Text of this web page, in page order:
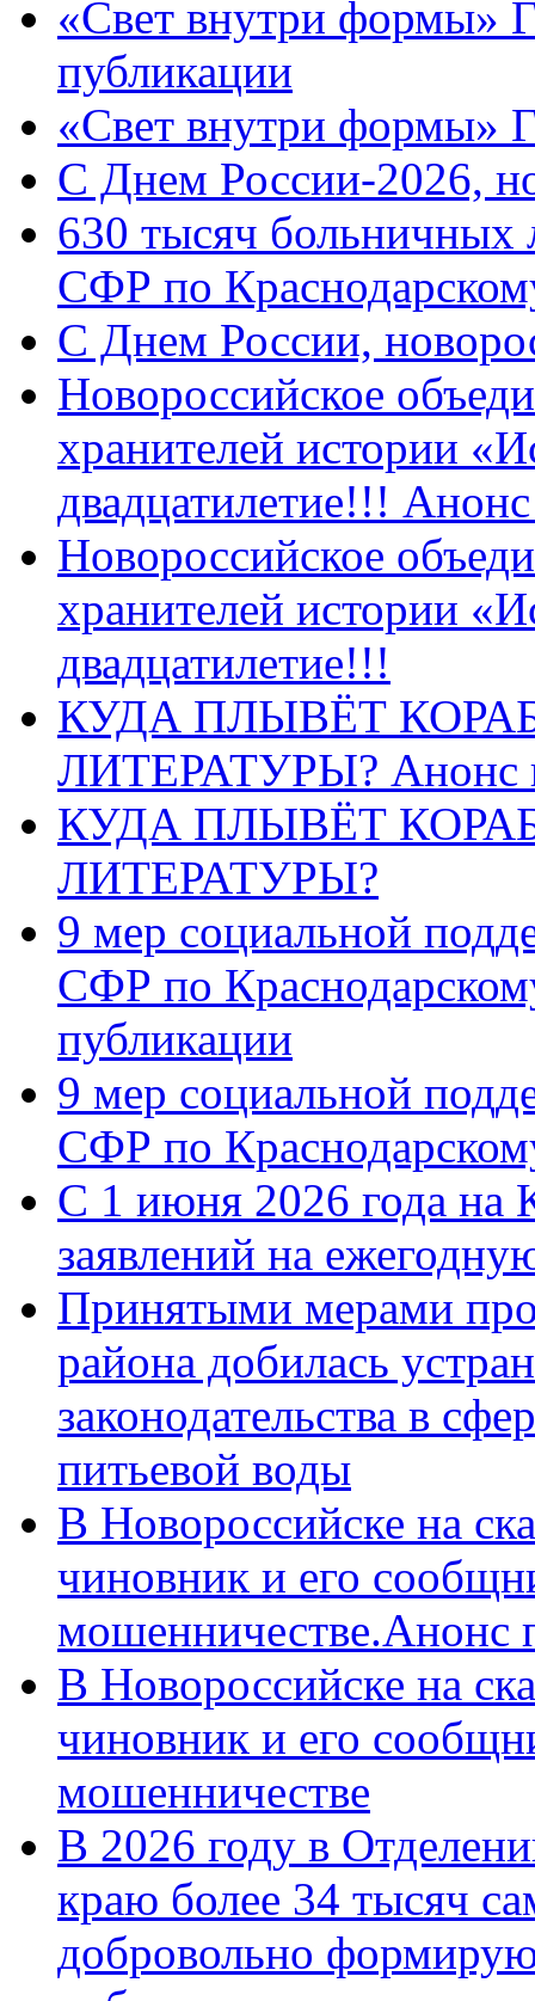
«Свет внутри формы»
публикации
«Свет внутри формы»
C Днем России-2026,
630 тысяч больничных
СФР по
C Днем России,
Новороссийское
хранителей истории
двадцатилетие!!!
Новороссийское
хранителей истории
двадцатилетие!!!
КУДА ПЛЫВЁТ
ЛИТЕРАТУРЫ? Анонс
КУДА ПЛЫВЁТ
ЛИТЕРАТУРЫ?
9 мер социальной
СФР по
публикации
9 мер социальной
СФР по
С 1 июня 2026 года на
заявлений на
Принятыми мерами
района добилась
законодательства в
питьевой воды
В Новороссийске на
чиновник и его
мошенничестве.Анонс
В Новороссийске на
чиновник и его
мошенничестве
В 2026 году в
краю более 34 тысяч
добровольно